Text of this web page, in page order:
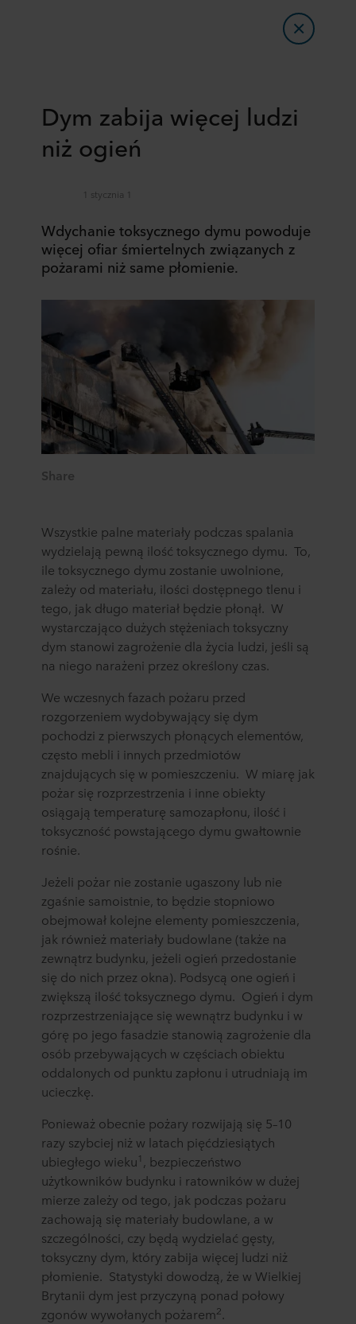
Dym zabija więcej ludzi
niż ogień
1 stycznia 1
Wdychanie toksycznego dymu powoduje
więcej ofiar śmiertelnych związanych z
pożarami niż same płomienie.
Share
Wszystkie palne materiały podczas spalania
wydzielają pewną ilość toksycznego dymu. To,
ile toksycznego dymu zostanie uwolnione,
zależy od materiału, ilości dostępnego tlenu i
tego, jak długo materiał będzie płonął. W
wystarczająco dużych stężeniach toksyczny
dym stanowi zagrożenie dla życia ludzi, jeśli są
na niego narażeni przez określony czas.
We wczesnych fazach pożaru przed
rozgorzeniem wydobywający się dym
pochodzi z pierwszych płonących elementów,
często mebli i innych przedmiotów
znajdujących się w pomieszczeniu. W miarę jak
pożar się rozprzestrzenia i inne obiekty
osiągają temperaturę samozapłonu, ilość i
toksyczność powstającego dymu gwałtownie
rośnie.
Jeżeli pożar nie zostanie ugaszony lub nie
zgaśnie samoistnie, to będzie stopniowo
obejmował kolejne elementy pomieszczenia,
jak również materiały budowlane (także na
zewnątrz budynku, jeżeli ogień przedostanie
się do nich przez okna). Podsycą one ogień i
zwiększą ilość toksycznego dymu. Ogień i dym
rozprzestrzeniające się wewnątrz budynku i w
górę po jego fasadzie stanowią zagrożenie dla
osób przebywających w częściach obiektu
oddalonych od punktu zapłonu i utrudniają im
ucieczkę.
Ponieważ obecnie pożary rozwijają się 5–10
razy szybciej niż w latach pięćdziesiątych
ubiegłego wieku1 , bezpieczeństwo
użytkowników budynku i ratowników w dużej
mierze zależy od tego, jak podczas pożaru
zachowają się materiały budowlane, a w
szczególności, czy będą wydzielać gęsty,
toksyczny dym, który zabija więcej ludzi niż
płomienie. Statystyki dowodzą, że w Wielkiej
Brytanii dym jest przyczyną ponad połowy
zgonów wywołanych pożarem2.